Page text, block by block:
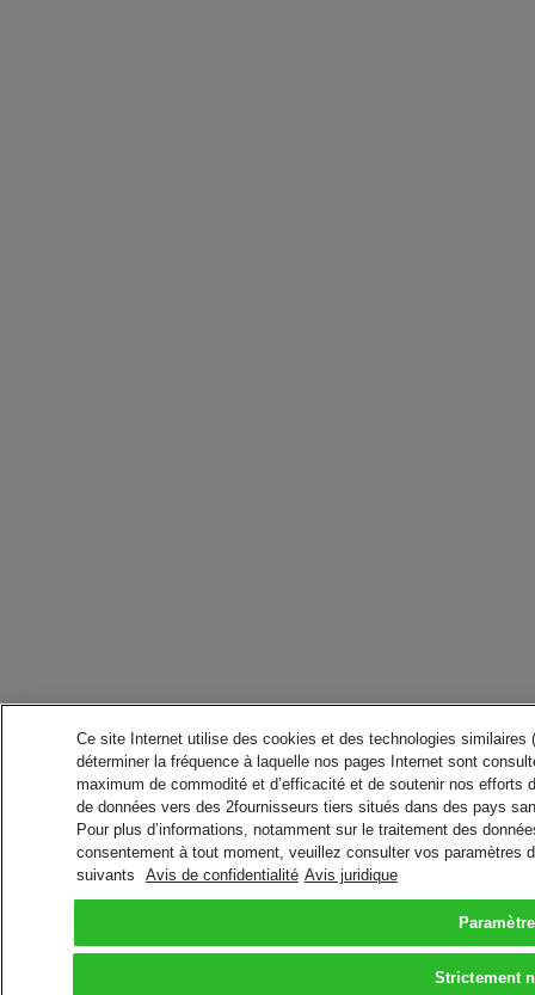
Ce site Internet utilise des cookies et des technologies
déterminer la fréquence à laquelle nos pages Internet sont
maximum de commodité et d’efficacité et de soutenir nos
de données vers des 2fournisseurs tiers situés dans des pays
Pour plus d’informations, notamment sur le traitement des
consentement à tout moment, veuillez consulter vos paramètres
suivants
Avis de confidentialité Avis juridique
Strictement